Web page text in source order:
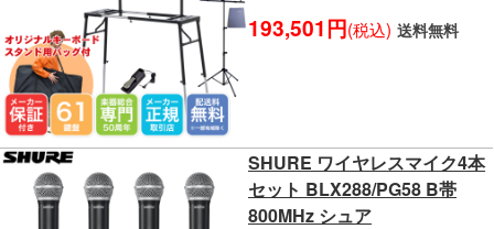
193,501円(税込) 送料無料
SHURE ワイヤレスマイク4本
セット BLX288/PG58 B帯
800MHz シュア